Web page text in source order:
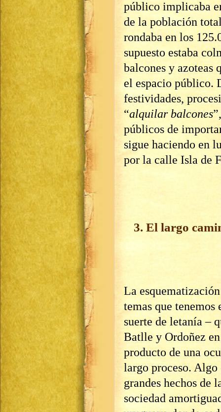
público implicaba
de la población
rondaba en los
supuesto estaba
balcones y azoteas
el espacio público.
festividades,
“alquilar balcones
públicos de
sigue haciendo en
por la calle Isla de
3. El largo
La
temas que tenemos
suerte de letanía –
Batlle y Ordoñez
producto de una
largo proceso. Algo
grandes hechos de
sociedad